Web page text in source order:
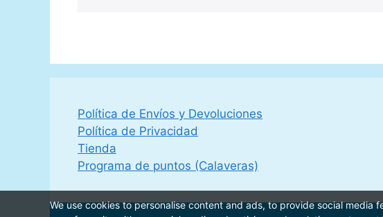
Política de Envíos y Devoluciones
Política de Privacidad
Tienda
Programa de puntos (Calaveras)
We use cookies to personalise content and ads, to provide social